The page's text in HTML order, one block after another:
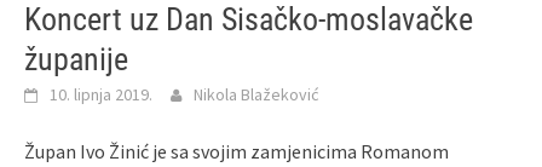
Koncert uz Dan Sisačko-moslavačke
županije
10. lipnja 2019. Nikola Blažeković
Župan Ivo Žinić je sa svojim zamjenicima Romanom